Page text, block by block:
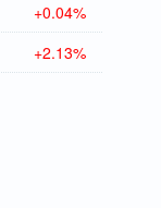
+0.04%
+2.13%